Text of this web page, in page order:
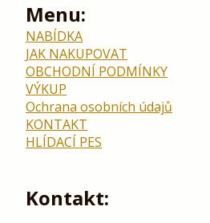
Menu:
NABÍDKA
JAK NAKUPOVAT
OBCHODNÍ PODMÍNKY
VÝKUP
Ochrana osobních údajů
KONTAKT
HLÍDACÍ PES
Kontakt: